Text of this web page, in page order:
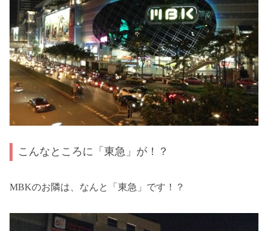
こんなところに「東急」が！？
MBKのお隣は、なんと「東急」です！？